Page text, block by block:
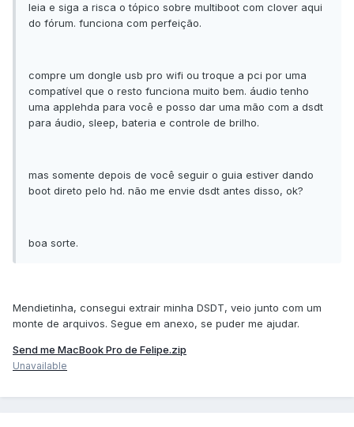
leia e siga a risca o tópico sobre multiboot com clover aqui
do fórum. funciona com perfeição.
compre um dongle usb pro wifi ou troque a pci por uma
compatível que o resto funciona muito bem. áudio tenho
uma applehda para você e posso dar uma mão com a dsdt
para áudio, sleep, bateria e controle de brilho.
mas somente depois de você seguir o guia estiver dando
boot direto pelo hd. não me envie dsdt antes disso, ok?
boa sorte.
Mendietinha, consegui extrair minha DSDT, veio junto com um
monte de arquivos. Segue em anexo, se puder me ajudar.
Send me MacBook Pro de Felipe.zip
Unavailable